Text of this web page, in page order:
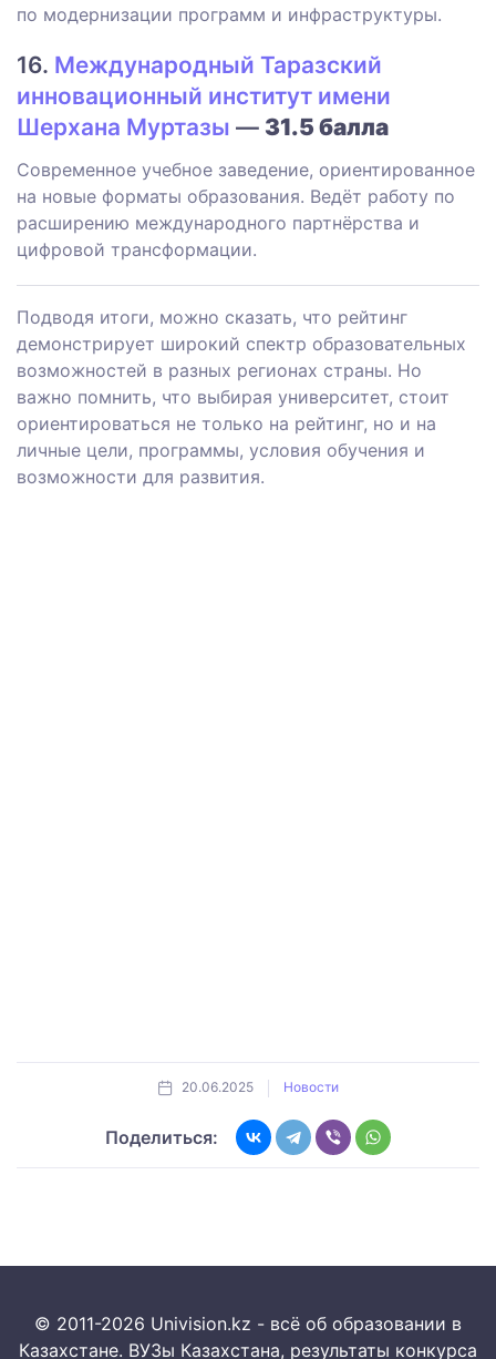
по модернизации программ и инфраструктуры.
16. Международный Таразский
инновационный институт имени
Шерхана Муртазы — 31.5 балла
Современное учебное заведение, ориентированное
на новые форматы образования. Ведёт работу по
расширению международного партнёрства и
цифровой трансформации.
Подводя итоги, можно сказать, что рейтинг
демонстрирует широкий спектр образовательных
возможностей в разных регионах страны. Но
важно помнить, что выбирая университет, стоит
ориентироваться не только на рейтинг, но и на
личные цели, программы, условия обучения и
возможности для развития.
20.06.2025 Новости
Поделиться:
© 2011-2026 Univision.kz - всё об образовании в
Казахстане. ВУЗы Казахстана, результаты конкурса